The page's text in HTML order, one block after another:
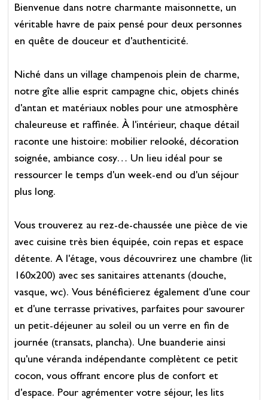
Bienvenue dans notre charmante maisonnette, un
véritable havre de paix pensé pour deux personnes
en quête de douceur et d'authenticité.
Niché dans un village champenois plein de charme,
notre gîte allie esprit campagne chic, objets chinés
d'antan et matériaux nobles pour une atmosphère
chaleureuse et raffinée. À l'intérieur, chaque détail
raconte une histoire: mobilier relooké, décoration
soignée, ambiance cosy… Un lieu idéal pour se
ressourcer le temps d'un week-end ou d'un séjour
plus long.
Vous trouverez au rez-de-chaussée une pièce de vie
avec cuisine très bien équipée, coin repas et espace
détente. A l'étage, vous découvrirez une chambre (lit
160x200) avec ses sanitaires attenants (douche,
vasque, wc). Vous bénéficierez également d'une cour
et d'une terrasse privatives, parfaites pour savourer
un petit-déjeuner au soleil ou un verre en fin de
journée (transats, plancha). Une buanderie ainsi
qu'une véranda indépendante complètent ce petit
cocon, vous offrant encore plus de confort et
d'espace. Pour agrémenter votre séjour, les lits